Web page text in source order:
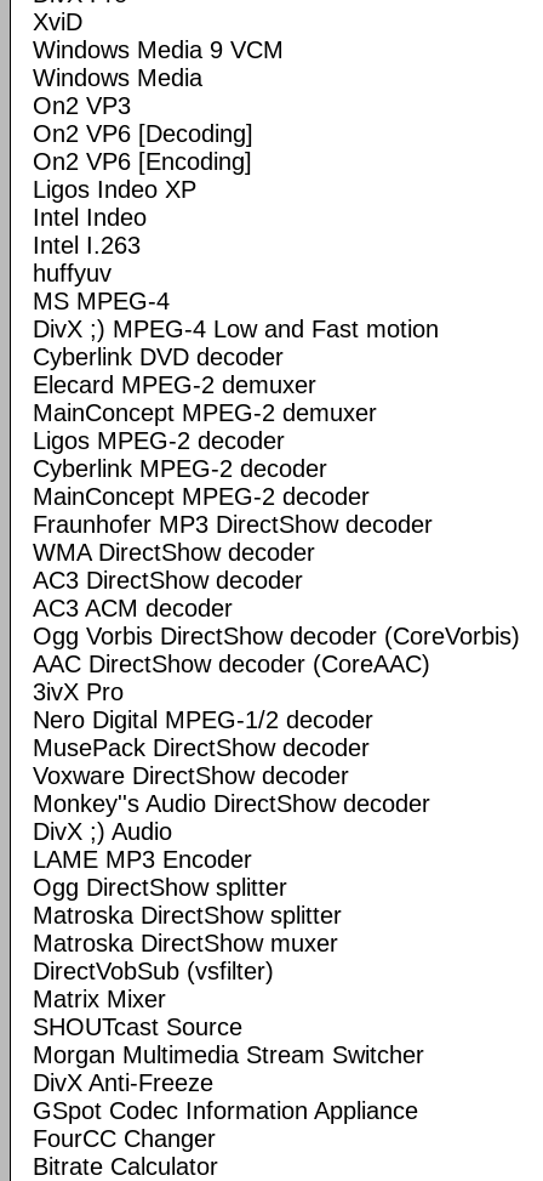
XviD
Windows Media 9 VCM
Windows Media
On2 VP3
On2 VP6 [Decoding]
On2 VP6 [Encoding]
Ligos Indeo XP
Intel Indeo
Intel I.263
huffyuv
MS MPEG-4
DivX ;) MPEG-4 Low and Fast motion
Cyberlink DVD decoder
Elecard MPEG-2 demuxer
MainConcept MPEG-2 demuxer
Ligos MPEG-2 decoder
Cyberlink MPEG-2 decoder
MainConcept MPEG-2 decoder
Fraunhofer MP3 DirectShow decoder
WMA DirectShow decoder
AC3 DirectShow decoder
AC3 ACM decoder
Ogg Vorbis DirectShow decoder (CoreVorbis)
AAC DirectShow decoder (CoreAAC)
3ivX Pro
Nero Digital MPEG-1/2 decoder
MusePack DirectShow decoder
Voxware DirectShow decoder
Monkey''s Audio DirectShow decoder
DivX ;) Audio
LAME MP3 Encoder
Ogg DirectShow splitter
Matroska DirectShow splitter
Matroska DirectShow muxer
DirectVobSub (vsfilter)
Matrix Mixer
SHOUTcast Source
Morgan Multimedia Stream Switcher
DivX Anti-Freeze
GSpot Codec Information Appliance
FourCC Changer
Bitrate Calculator